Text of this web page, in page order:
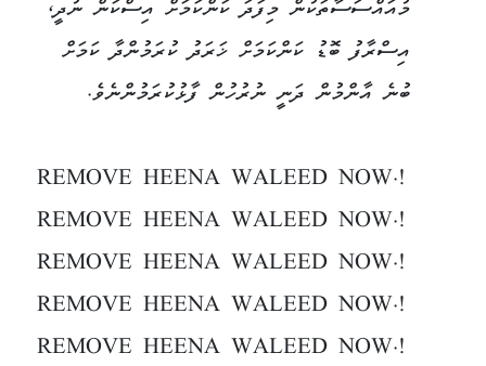
މުއައްސަސާތަކުން މިފަދަ ކަންކަމަށް އިސްކަން ނުދީ،
އިސްރާފު ބޮޑު ކަންކަމަށް ޚަރަދު ކުރަމުންދާ ކަމަށް
ބުނެ އާންމުން ދަނީ ނުރުހުން ފާޅުކުރަމުންނެވެ.
REMOVE HEENA WALEED NOW.!
REMOVE HEENA WALEED NOW.!
REMOVE HEENA WALEED NOW.!
REMOVE HEENA WALEED NOW.!
REMOVE HEENA WALEED NOW.!